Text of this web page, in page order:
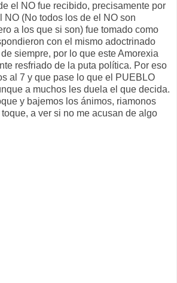
el NO fue recibido, precisamente por
NO (No todos los de el NO son
a los que si son) fue tomado como
con el mismo adoctrinado
siempre, por lo que este Amorexia
resfriado de la puta política. Por eso
al 7 y que pase lo que el PUEBLO
a muchos les duela el que decida.
y bajemos los ánimos, riamonos
a ver si no me acusan de algo